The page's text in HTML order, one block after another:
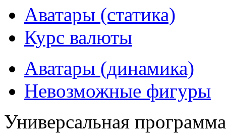
Аватары (статика)
Курс валюты
Аватары (динамика)
Невозможные фигуры
Универсальная